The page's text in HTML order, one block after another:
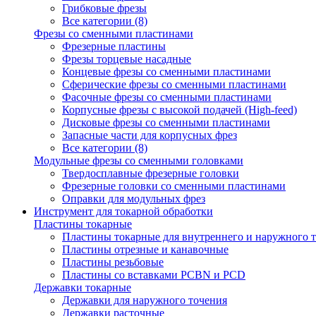
Грибковые фрезы
Все категории (8)
Фрезы со сменными пластинами
Фрезерные пластины
Фрезы торцевые насадные
Концевые фрезы со сменными пластинами
Сферические фрезы со сменными пластинами
Фасочные фрезы со сменными пластинами
Корпусные фрезы с высокой подачей (High-feed)
Дисковые фрезы со сменными пластинами
Запасные части для корпусных фрез
Все категории (8)
Модульные фрезы со сменными головками
Твердосплавные фрезерные головки
Фрезерные головки со сменными пластинами
Оправки для модульных фрез
Инструмент для токарной обработки
Пластины токарные
Пластины токарные для внутреннего и наружного
Пластины отрезные и канавочные
Пластины резьбовые
Пластины со вставками PCBN и PCD
Державки токарные
Державки для наружного точения
Державки расточные